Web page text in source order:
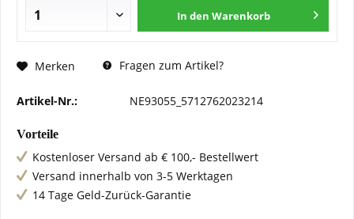
In den Warenkorb
Merken Fragen zum Artikel?
Artikel-Nr.: NE93055_5712762023214
Vorteile
Kostenloser Versand ab € 100,- Bestellwert
Versand innerhalb von 3-5 Werktagen
14 Tage Geld-Zurück-Garantie